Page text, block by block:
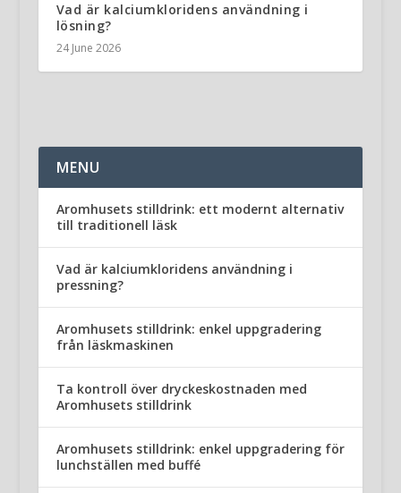
Vad är kalciumkloridens användning i
lösning?
24 June 2026
MENU
Aromhusets stilldrink: ett modernt alternativ
till traditionell läsk
Vad är kalciumkloridens användning i
pressning?
Aromhusets stilldrink: enkel uppgradering
från läskmaskinen
Ta kontroll över dryckeskostnaden med
Aromhusets stilldrink
Aromhusets stilldrink: enkel uppgradering för
lunchställen med buffé